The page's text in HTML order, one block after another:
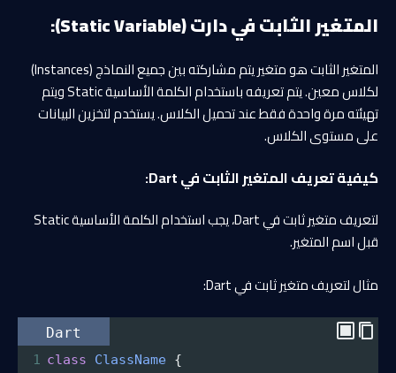
المتغير الثابت في دارت (Static Variable):
المتغير الثابت هو متغير يتم مشاركته بين جميع النماذج (Instances)
لكلاس معين. يتم تعريفه باستخدام الكلمة الأساسية Static ويتم
تهيئته مرة واحدة فقط عند تحميل الكلاس. يستخدم لتخزين البيانات
على مستوى الكلاس.
كيفية تعريف المتغير الثابت في Dart:
لتعريف متغير ثابت في Dart، يجب استخدام الكلمة الأساسية Static
قبل اسم المتغير.
مثال لتعريف متغير ثابت في Dart:
Dart
1 class ClassName {